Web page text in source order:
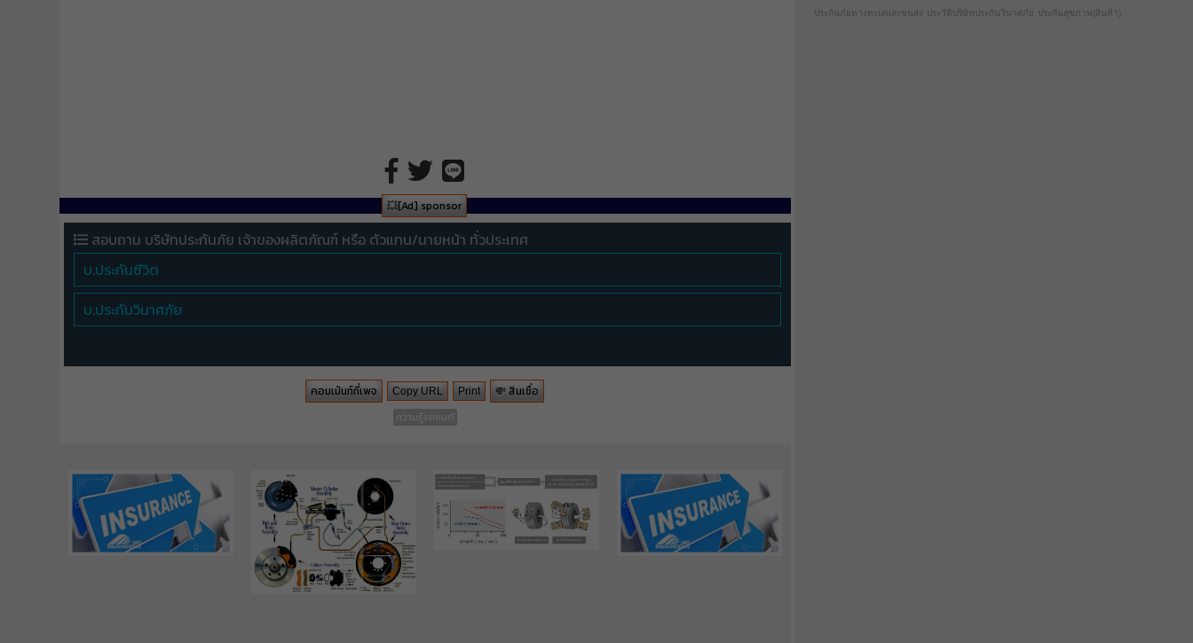
💥[Ad] sponsor
สอบถาม บริษัทประกันภัย เจ้าของผลิตภัณฑ์ หรือ ตัวแทน/นายหน้า ทั่วประเทศ
บ.ประกันชีวิต
บ.ประกันวินาศภัย
คอมเม้นท์ที่เพจ Copy URL Print 💸 สินเชื่อ
ความรู้รถยนต์
ประกันภัยทางทะเลและขนส่ง ประวัติบริษัทประกันวินาศภัย ประกันสุขภาพ(สินค้า)